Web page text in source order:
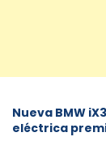
Nueva BMW
eléctrica